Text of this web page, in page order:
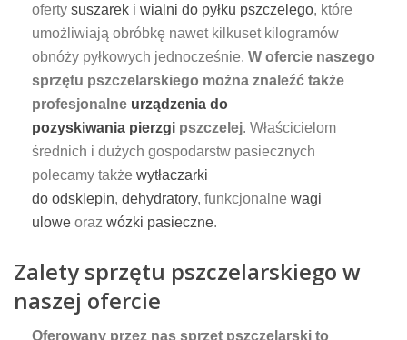
oferty suszarek i wialni do pyłku pszczelego, które
umożliwiają obróbkę nawet kilkuset kilogramów
obnóży pyłkowych jednocześnie. W ofercie naszego
sprzętu pszczelarskiego można znaleźć także
profesjonalne urządzenia do
pozyskiwania pierzgi pszczelej. Właścicielom
średnich i dużych gospodarstw pasiecznych
polecamy także wytłaczarki
do odsklepin, dehydratory, funkcjonalne wagi
ulowe oraz wózki pasieczne.
Zalety sprzętu pszczelarskiego w
naszej ofercie
Oferowany przez nas sprzęt pszczelarski to